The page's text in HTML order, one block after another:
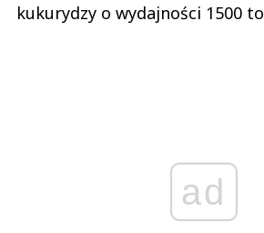
kukurydzy o wydajności 1500
ad